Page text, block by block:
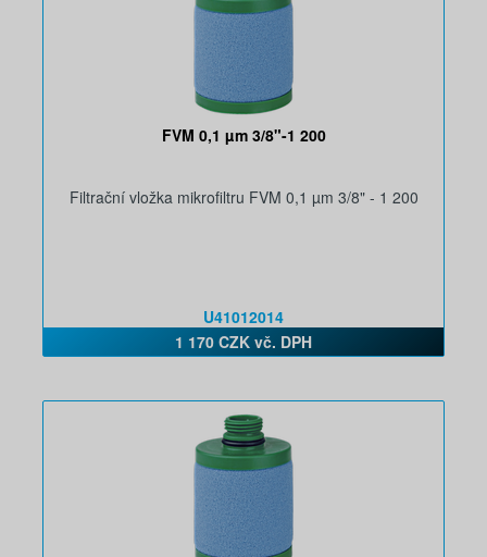
FVM 0,1 µm 3/8"-1 200
Filtrační vložka mikrofiltru FVM 0,1 µm 3/8" - 1 200
U41012014
1 170 CZK vč. DPH